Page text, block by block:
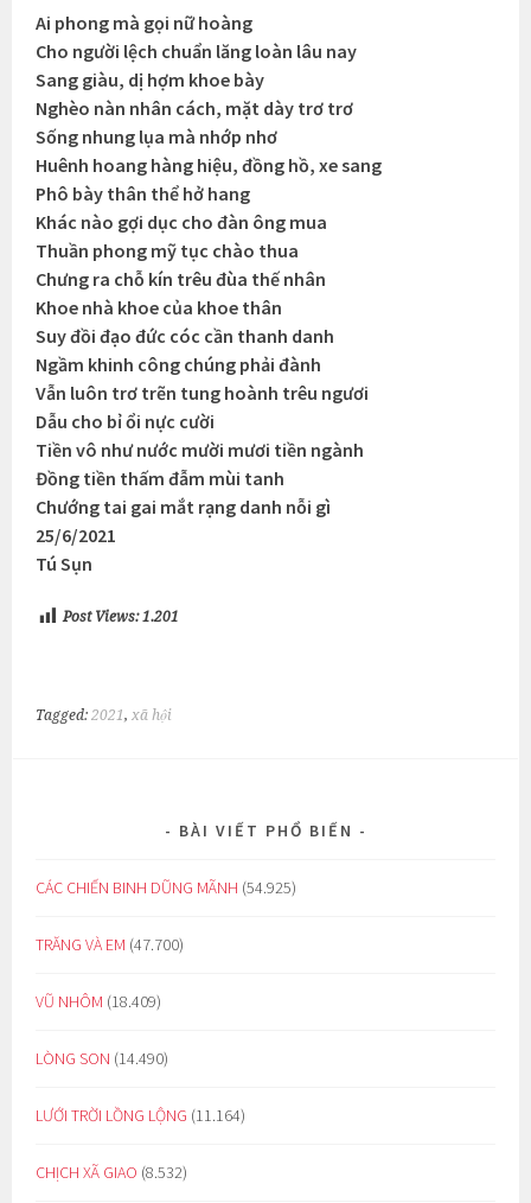
Ai phong mà gọi nữ hoàng
Cho người lệch chuẩn lăng loàn lâu nay
Sang giàu, dị hợm khoe bày
Nghèo nàn nhân cách, mặt dày trơ trơ
Sống nhung lụa mà nhớp nhơ
Huênh hoang hàng hiệu, đồng hồ, xe sang
Phô bày thân thể hở hang
Khác nào gợi dục cho đàn ông mua
Thuần phong mỹ tục chào thua
Chưng ra chỗ kín trêu đùa thế nhân
Khoe nhà khoe của khoe thân
Suy đồi đạo đức cóc cần thanh danh
Ngầm khinh công chúng phải đành
Vẫn luôn trơ trẽn tung hoành trêu ngươi
Dẫu cho bỉ ổi nực cười
Tiền vô như nước mười mươi tiền ngành
Đồng tiền thấm đẫm mùi tanh
Chướng tai gai mắt rạng danh nỗi gì
25/6/2021
Tú Sụn
Post Views: 1.201
Tagged:2021,xã hội
BÀI VIẾT PHỔ BIẾN
CÁC CHIẾN BINH DŨNG MÃNH (54.925)
TRĂNG VÀ EM (47.700)
VŨ NHÔM (18.409)
LÒNG SON (14.490)
LƯỚI TRỜI LỒNG LỘNG (11.164)
CHỊCH XÃ GIAO (8.532)